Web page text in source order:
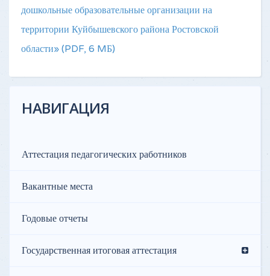
дошкольные образовательные организации на
территории Куйбышевского района Ростовской
области» (PDF, 6 MБ)
НАВИГАЦИЯ
Аттестация педагогических работников
Вакантные места
Годовые отчеты
Государственная итоговая аттестация